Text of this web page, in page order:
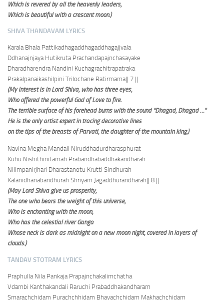
Which is revered by all the heavenly leaders,
Which is beautiful with a crescent moon.)
SHIVA THANDAVAM LYRICS
Karala Bhala Pattikadhagaddhagaddhagajjvala
Ddhanajnjaya Hutikruta Prachandapajnchasayake
Dharadharendra Nandini Kuchagrachitrapatraka
Prakalpanaikashilpini Trilochane Ratirmama|| 7 ||
(My interest is in Lord Shiva, who has three eyes,
Who offered the powerful God of Love to fire.
The terrible surface of his forehead burns with the sound “Dhagad, Dhagad …”
He is the only artist expert in tracing decorative lines
on the tips of the breasts of Parvati, the daughter of the mountain king.)
Navina Megha Mandali Niruddhadurdharasphurat
Kuhu Nishithinitamah Prabandhabaddhakandharah
Nilimpanirjhari Dharastanotu Krutti Sindhurah
Kalanidhanabandhurah Shriyam Jagaddhurandharah|| 8 ||
(May Lord Shiva give us prosperity,
The one who bears the weight of this universe,
Who is enchanting with the moon,
Who has the celestial river Ganga
Whose neck is dark as midnight on a new moon night, covered in layers of
clouds.)
TANDAV STOTRAM LYRICS
Praphulla Nila Pankaja Prapajnchakalimchatha
Vdambi Kanthakandali Raruchi Prabaddhakandharam
Smarachchidam Purachchhidam Bhavachchidam Makhachchidam